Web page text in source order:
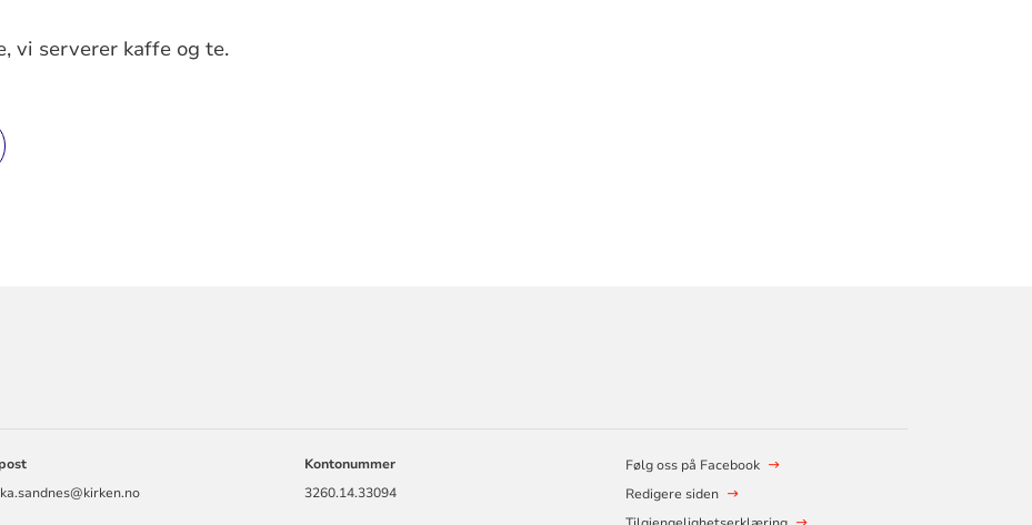
vi serverer kaffe og te.
Kontonummer
3260.14.33094
Følg oss på Facebook
Redigere siden